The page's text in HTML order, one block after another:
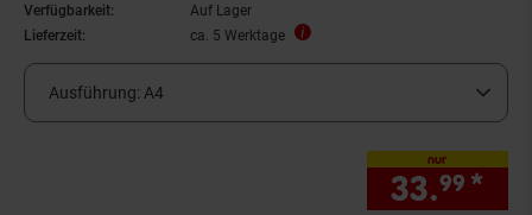
Verfügbarkeit:
Auf Lager
Lieferzeit:
ca. 5 Werktage
Ausführung: A4
nur
33.99 *